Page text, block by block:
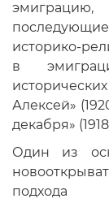
историко-
в
Алексей»
декабря»
Один из
подхода